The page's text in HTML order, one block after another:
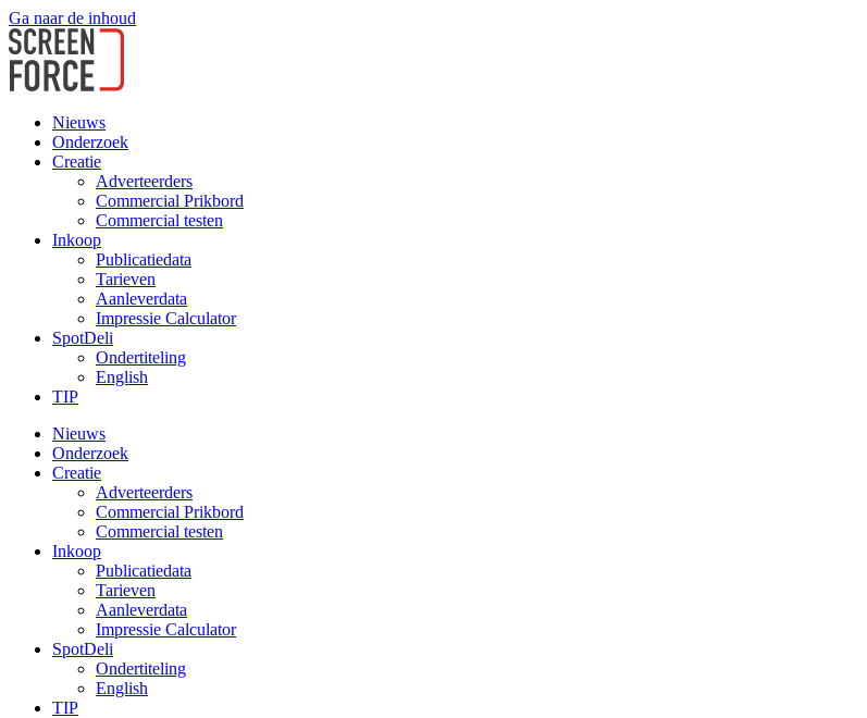
Ga naar de inhoud
Nieuws
Onderzoek
Creatie
Adverteerders
Commercial Prikbord
Commercial testen
Inkoop
Publicatiedata
Tarieven
Aanleverdata
Impressie Calculator
SpotDeli
Ondertiteling
English
TIP
Nieuws
Onderzoek
Creatie
Adverteerders
Commercial Prikbord
Commercial testen
Inkoop
Publicatiedata
Tarieven
Aanleverdata
Impressie Calculator
SpotDeli
Ondertiteling
English
TIP